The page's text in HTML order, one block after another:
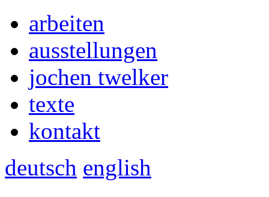
arbeiten
ausstellungen
jochen twelker
texte
kontakt
deutsch english